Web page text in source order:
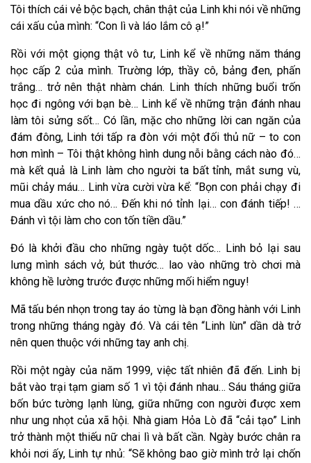
Tôi thích cái vẻ bộc bạch, chân thật của Linh khi nói về những
cái xấu của mình: “Con lì và láo lắm cô ạ!”
Rồi với một giọng thật vô tư, Linh kể về những năm tháng
học cấp 2 của mình. Trường lớp, thầy cô, bảng đen, phấn
trắng… trở nên thật nhàm chán. Linh thích những buổi trốn
học đi ngông với bạn bè… Linh kể về những trận đánh nhau
làm tôi sửng sốt… Có lần, mặc cho những lời can ngăn của
đám đông, Linh tới tấp ra đòn với một đối thủ nữ – to con
hơn mình – Tôi thật không hình dung nỗi bằng cách nào đó…
mà kết quả là Linh làm cho người ta bất tỉnh, mắt sưng vù,
mũi chảy máu… Linh vừa cười vừa kể: “Bọn con phải chạy đi
mua dầu xức cho nó… Đến khi nó tỉnh lại… con đánh tiếp! …
Đánh vì tội làm cho con tốn tiền dầu.”
Đó là khởi đầu cho những ngày tuột dốc… Linh bỏ lại sau
lưng mình sách vở, bút thước… lao vào những trò chơi mà
không hề lường trước được những mối hiểm nguy!
Mã tấu bén nhọn trong tay áo từng là bạn đồng hành với Linh
trong những tháng ngày đó. Và cái tên “Linh lùn” dần dà trở
nên quen thuộc với những tay anh chị.
Rồi một ngày của năm 1999, việc tất nhiên đã đến. Linh bị
bắt vào trại tạm giam số 1 vì tội đánh nhau… Sáu tháng giữa
bốn bức tường lạnh lùng, giữa những con người được xem
như ung nhọt của xã hội. Nhà giam Hỏa Lò đã “cải tạo” Linh
trở thành một thiếu nữ chai lì và bất cần. Ngày bước chân ra
khỏi nơi ấy, Linh tự nhủ: “Sẽ không bao giờ mình trở lại chốn